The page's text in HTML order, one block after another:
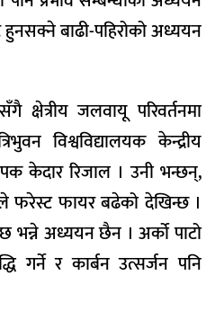
बाढी-पहिरोको अध्ययन
क्षेत्रीय जलवायू परिवर्तनमा
विश्वविद्यालयक केन्द्रीय
केदार रिजाल । उनी भन्छन्,
फरेस्ट फायर बढेको देखिन्छ ।
भन्ने अध्ययन छैन । अर्को पाटो
गर्ने र कार्बन उत्सर्जन पनि